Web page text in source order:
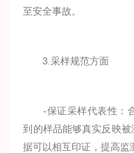
至安全事故。
3.采样规范方面
-保证采样代表性：合
到的样品能够真实反映
据可以相互印证，提高监